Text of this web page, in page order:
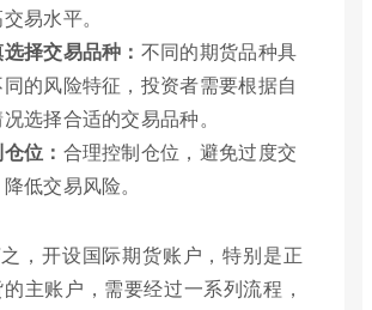
易水平。
择交易品种： 不同的期货品种具
的风险特征，投资者需要根据自
选择合适的交易品种。
位： 合理控制仓位，避免过度交
低交易风险。
，开设国际期货账户，特别是正
主账户，需要经过一系列流程，